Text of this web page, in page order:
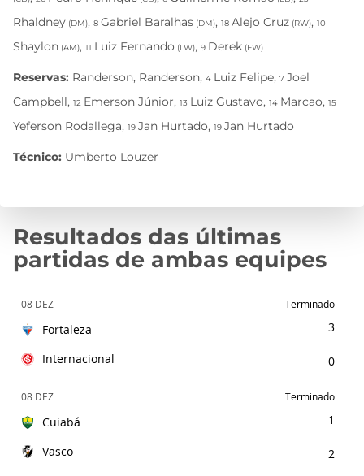
Resultados das últimas
partidas de ambas equipes
08 DEZ Terminado
Fortaleza
Internacional
3
0
08 DEZ Terminado
Cuiabá
Vasco
1
2